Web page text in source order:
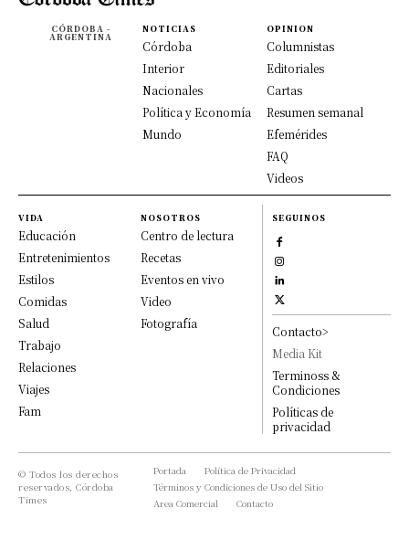
CÓRDOBA -
ARGENTINA
NOTICIAS
Córdoba
Interior
Nacionales
Política y Economía
Mundo
OPINION
Columnistas
Editoriales
Cartas
Resumen semanal
Efemérides
FAQ
Videos
VIDA
Educación
Entretenimientos
Estilos
Comidas
Salud
Trabajo
Relaciones
Viajes
Fam
NOSOTROS
Centro de lectura
Recetas
Eventos en vivo
Video
Fotografía
SEGUINOS
Contacto>
Media Kit
Terminoss &
Condiciones
Políticas de
privacidad
© Todos los derechos
reservados, Córdoba
Times
Portada
Política de Privacidad
Términos y Condiciones de Uso del Sitio
Area Comercial
Contacto